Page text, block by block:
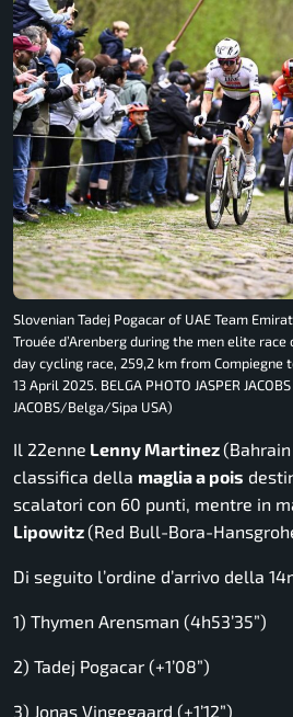
Slovenian Tadej Pogacar of UAE Team
Trouée d’Arenberg during the men elite race
day cycling race, 259,2 km from Compiegne
13 April 2025. BELGA PHOTO JASPER
JACOBS/Belga/Sipa USA)
Il 22enne Lenny Martinez
classifica della maglia a pois
scalatori con 60 punti, mentre in
Lipowitz(Red Bull-Bora-
Di seguito l’ordine d’arrivo della
1) Thymen Arensman (4h53’35”)
2) Tadej Pogacar (+1’08”)
3) Jonas Vingegaard (+1’12”)